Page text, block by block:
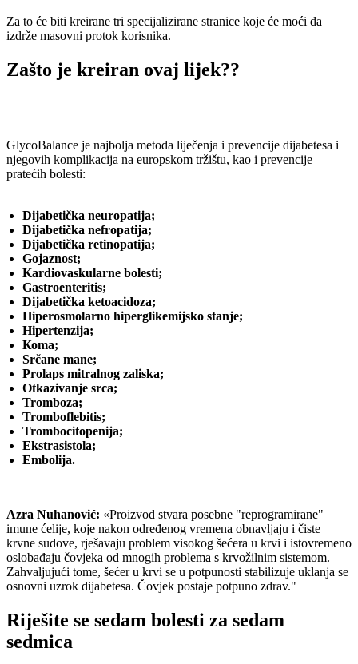
Za to će biti kreirane tri specijalizirane stranice koje će moći da
izdrže masovni protok korisnika.
Zašto je kreiran ovaj lijek??
GlycoBalance je najbolja metoda liječenja i prevencije dijabetesa i
njegovih komplikacija na europskom tržištu, kao i prevencije
pratećih bolesti:
Dijabetička neuropatija;
Dijabetička nefropatija;
Dijabetička retinopatija;
Gojaznost;
Kardiovaskularne bolesti;
Gastroenteritis;
Dijabetička ketoacidoza;
Hiperosmolarno hiperglikemijsko stanje;
Hipertenzija;
Коmа;
Srčane mane;
Prolaps mitralnog zaliska;
Otkazivanje srca;
Tromboza;
Tromboflebitis;
Trombocitopenija;
Ekstrasistola;
Embolija.
Azra Nuhanović: «Proizvod stvara posebne "reprogramirane"
imune ćelije, koje nakon određenog vremena obnavljaju i čiste
krvne sudove, rješavaju problem visokog šećera u krvi i istovremeno
oslobađaju čovjeka od mnogih problema s krvožilnim sistemom.
Zahvaljujući tome, šećer u krvi se u potpunosti stabilizuje uklanja se
osnovni uzrok dijabetesa. Čovjek postaje potpuno zdrav."
Riješite se sedam bolesti za sedam
sedmica